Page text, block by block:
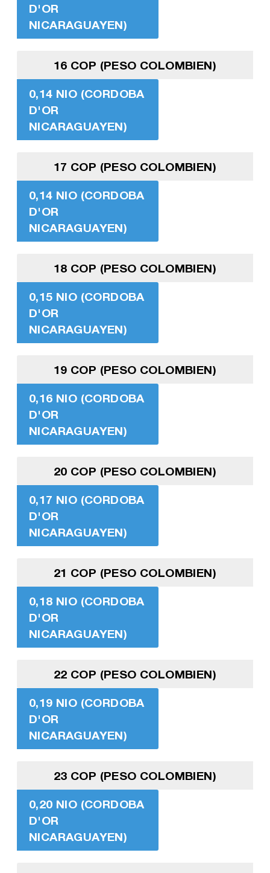
D'OR
NICARAGUAYEN)
16 COP (PESO COLOMBIEN)
0,14 NIO (CORDOBA
D'OR
NICARAGUAYEN)
17 COP (PESO COLOMBIEN)
0,14 NIO (CORDOBA
D'OR
NICARAGUAYEN)
18 COP (PESO COLOMBIEN)
0,15 NIO (CORDOBA
D'OR
NICARAGUAYEN)
19 COP (PESO COLOMBIEN)
0,16 NIO (CORDOBA
D'OR
NICARAGUAYEN)
20 COP (PESO COLOMBIEN)
0,17 NIO (CORDOBA
D'OR
NICARAGUAYEN)
21 COP (PESO COLOMBIEN)
0,18 NIO (CORDOBA
D'OR
NICARAGUAYEN)
22 COP (PESO COLOMBIEN)
0,19 NIO (CORDOBA
D'OR
NICARAGUAYEN)
23 COP (PESO COLOMBIEN)
0,20 NIO (CORDOBA
D'OR
NICARAGUAYEN)